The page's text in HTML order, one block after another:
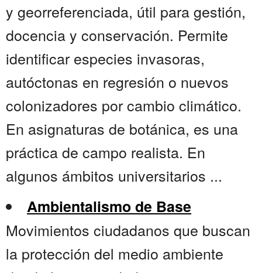
y georreferenciada, útil para gestión,
docencia y conservación. Permite
identificar especies invasoras,
autóctonas en regresión o nuevos
colonizadores por cambio climático.
En asignaturas de botánica, es una
práctica de campo realista. En
algunos ámbitos universitarios ...
Ambientalismo de Base
Movimientos ciudadanos que buscan
la protección del medio ambiente